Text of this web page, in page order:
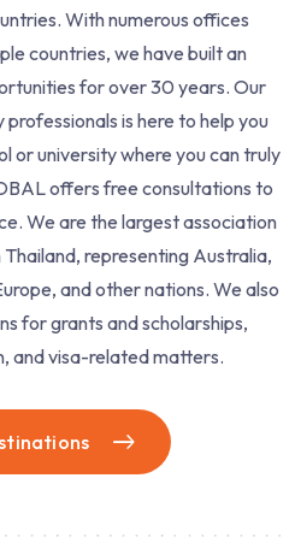
With numerous offices
countries, we have built an
for over 30 years. Our
is here to help you
or university where you can truly
offers free consultations to
We are the largest association
representing Australia,
and other nations. We also
for grants and scholarships,
and visa-related matters.